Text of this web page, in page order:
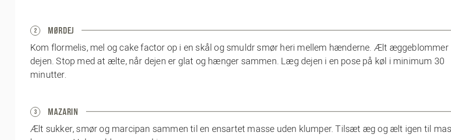
2 MØRDEJ
Kom flormelis, mel og cake factor op i en skål og smuldr smør heri mellem hænderne. Ælt æggeblommer
dejen. Stop med at ælte, når dejen er glat og hænger sammen. Læg dejen i en pose på køl i minimum 30
minutter.
3 MAZARIN
Ælt sukker, smør og marcipan sammen til en ensartet masse uden klumper. Tilsæt æg og ælt igen til